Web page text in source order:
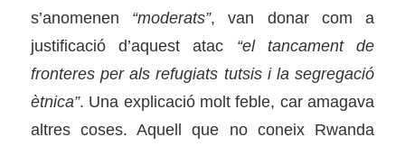
s’anomenen “moderats”, van donar com a
justificació d’aquest atac “el tancament de
fronteres per als refugiats tutsis i la segregació
ètnica”. Una explicació molt feble, car amagava
altres coses. Aquell que no coneix Rwanda